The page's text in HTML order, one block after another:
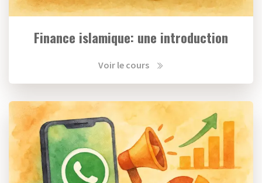
Finance islamique: une introduction
Voir le cours